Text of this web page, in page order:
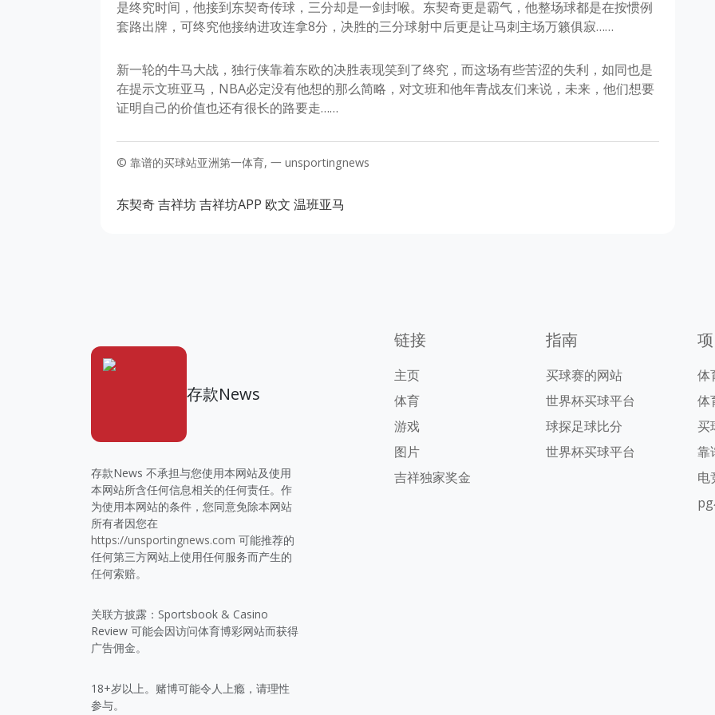
是终究时间，他接到东契奇传球，三分却是一剑封喉。东契奇更是霸气，他整场球都是在按惯例
套路出牌，可终究他接纳进攻连拿8分，决胜的三分球射中后更是让马刺主场万籁俱寂……
新一轮的牛马大战，独行侠靠着东欧的决胜表现笑到了终究，而这场有些苦涩的失利，如同也是
在提示文班亚马，NBA必定没有他想的那么简略，对文班和他年青战友们来说，未来，他们想要
证明自己的价值也还有很长的路要走……
© 靠谱的买球站亚洲第一体育, 一 unsportingnews
东契奇吉祥坊吉祥坊APP 欧文 温班亚马
存款News
存款News 不承担与您使用本网站及使用
本网站所含任何信息相关的任何责任。作
为使用本网站的条件，您同意免除本网站
所有者因您在
https://unsportingnews.com 可能推荐的
任何第三方网站上使用任何服务而产生的
任何索赔。
关联方披露：Sportsbook & Casino
Review 可能会因访问体育博彩网站而获得
广告佣金。
18+岁以上。赌博可能令人上瘾，请理性
参与。
链接
主页
体育
游戏
图片
吉祥独家奖金
指南
买球赛的网站
世界杯买球平台
球探足球比分
世界杯买球平台
体
体
买
靠
电